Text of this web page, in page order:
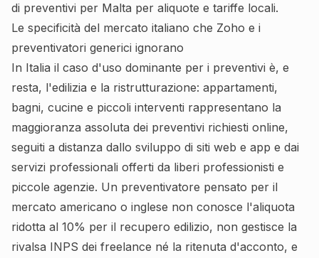
di preventivi per Malta per aliquote e tariffe locali.
Le specificità del mercato italiano che Zoho e i
preventivatori generici ignorano
In Italia il caso d'uso dominante per i preventivi è, e
resta, l'edilizia e la ristrutturazione: appartamenti,
bagni, cucine e piccoli interventi rappresentano la
maggioranza assoluta dei preventivi richiesti online,
seguiti a distanza dallo sviluppo di siti web e app e dai
servizi professionali offerti da liberi professionisti e
piccole agenzie. Un preventivatore pensato per il
mercato americano o inglese non conosce l'aliquota
ridotta al 10% per il recupero edilizio, non gestisce la
rivalsa INPS dei freelance né la ritenuta d'acconto, e